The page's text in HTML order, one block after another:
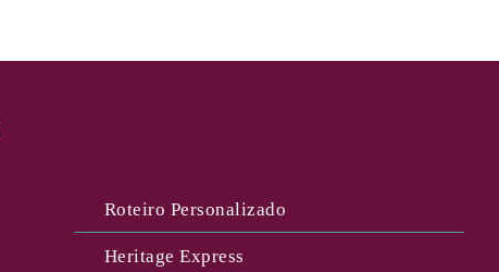
Roteiro Personalizado
Heritage Express